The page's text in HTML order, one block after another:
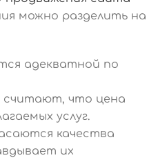
можно разделить на
адекватной по
считают, что цена
услуг.
качества
их